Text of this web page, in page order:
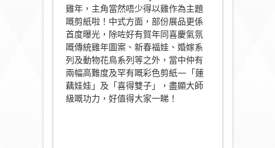
雞年，主角當然唔少得以雞作為主題
嘅剪紙啦！中式方面，部份展品更係
首度曝光，除咗好有賀年同喜慶氣氛
嘅傳統雞年圖案、新春福娃、婚嫁系
列及動物花鳥系列等之外，當中仲有
兩幅高難度及罕有嘅彩色剪紙—「蓮
藕娃娃」及「喜得雙子」，盡顯大師
級嘅功力，好值得大家一睇！